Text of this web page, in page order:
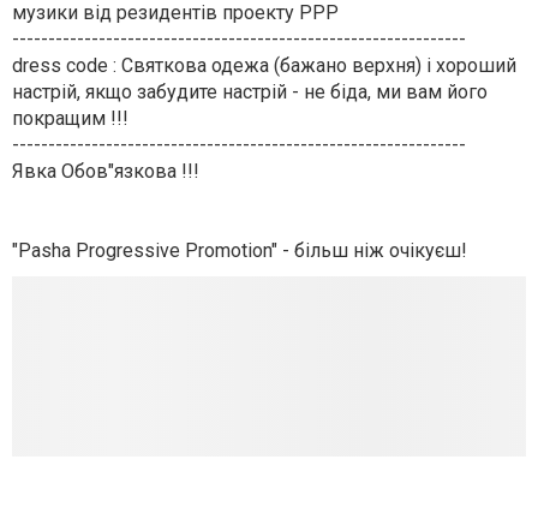
музики від резидентів проекту РРР
---------------------------------------------------------------
dress code : Святкова одежа (бажано верхня) і хороший
настрій, якщо забудите настрій - не біда, ми вам його
покращим !!!
---------------------------------------------------------------
Явка Обов"язкова !!!
"Pasha Progressive Promotion" - більш ніж очікуєш!